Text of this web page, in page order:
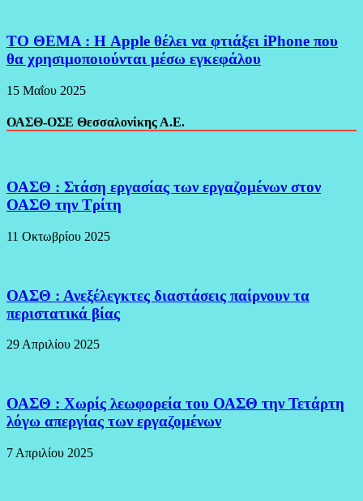
ΤΟ ΘΕΜΑ : Η Apple θέλει να φτιάξει iPhone που
θα χρησιμοποιούνται μέσω εγκεφάλου
15 Μαΐου 2025
ΟΑΣΘ-ΟΣΕ Θεσσαλονίκης Α.Ε.
ΟΑΣΘ : Στάση εργασίας των εργαζομένων στον
ΟΑΣΘ την Τρίτη
11 Οκτωβρίου 2025
ΟΑΣΘ : Ανεξέλεγκτες διαστάσεις παίρνουν τα
περιστατικά βίας
29 Απριλίου 2025
ΟΑΣΘ : Χωρίς λεωφορεία του ΟΑΣΘ την Τετάρτη
λόγω απεργίας των εργαζομένων
7 Απριλίου 2025